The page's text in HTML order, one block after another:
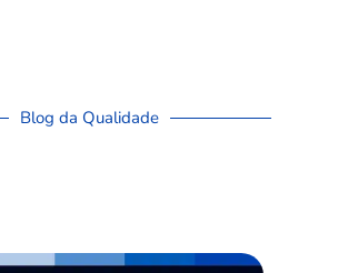
Blog da Qualidade